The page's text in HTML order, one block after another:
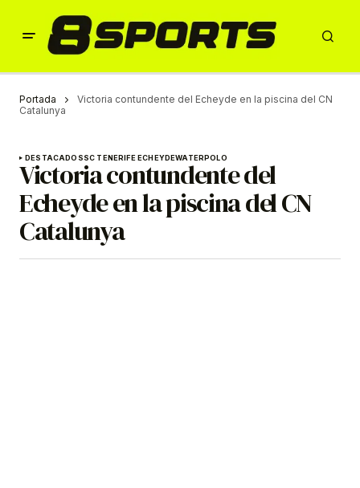
Portada
Victoria contundente del Echeyde en la piscina del CN
Catalunya
DESTACADOSSC TENERIFE ECHEYDEWATERPOLO
Victoria contundente del
Echeyde en la piscina del CN
Catalunya